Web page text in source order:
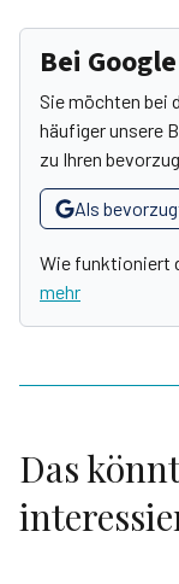
Bei
Sie möchten bei
häufiger unsere
zu Ihren
Als
Wie funktioniert
mehr
Das